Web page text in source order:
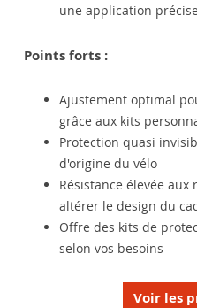
une application précise
Points forts :
Ajustement optimal
grâce aux kits
Protection quasi
d'origine du vélo
Résistance élevée aux
altérer le design du
Offre des kits de
selon vos besoins
Voir les